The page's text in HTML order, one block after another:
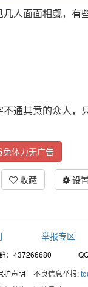
人面面相觑，有
通其意的众人，
免体力无广告
收藏 设置
举报专区
：437266680
护声明 不良信息举报: